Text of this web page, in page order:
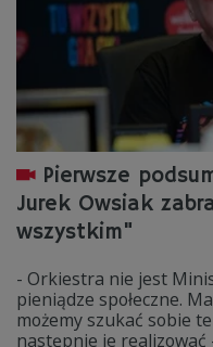
Pierwsze
Jurek Owsiak
wszystkim"
- Orkiestra nie jest
pieniądze społeczne.
możemy szukać sobie
następnie je realizować